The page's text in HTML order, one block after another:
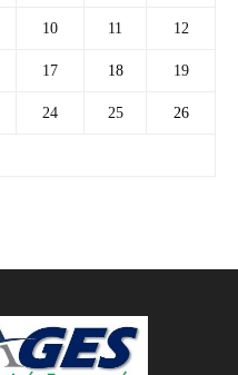
10 11 12
17 18 19
24 25 26